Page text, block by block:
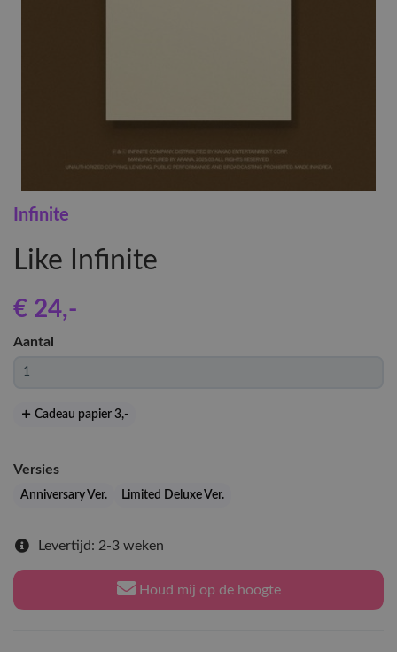
Infinite
Like Infinite
€ 24,-
Aantal
Cadeau papier 3,-
Versies
Anniversary Ver. Limited Deluxe Ver.
Levertijd: 2-3 weken
Houd mij op de hoogte